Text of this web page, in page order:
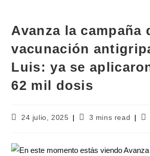
Avanza la campaña
vacunación
Luis: ya se
62 mil dosis
24 julio, 2025 3 mins read